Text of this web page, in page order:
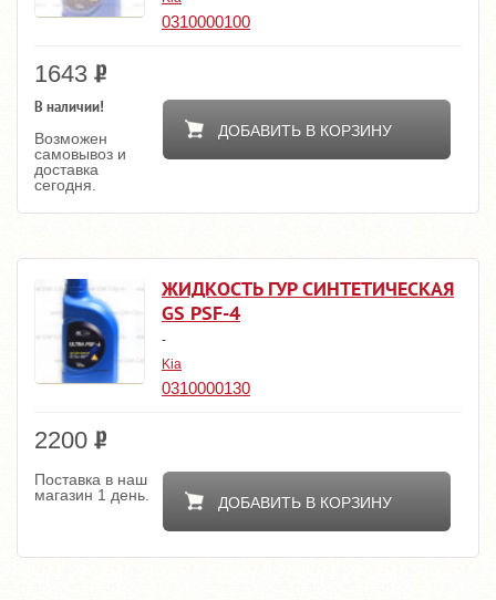
0310000100
1643
ДОБАВИТЬ В КОРЗИНУ
В наличии!
Возможен
самовывоз и
доставка
сегодня.
ЖИДКОСТЬ ГУР СИНТЕТИЧЕСКАЯ
GS PSF-4
-
Kia
0310000130
2200
ДОБАВИТЬ В КОРЗИНУ
Поставка в наш
магазин 1 день.